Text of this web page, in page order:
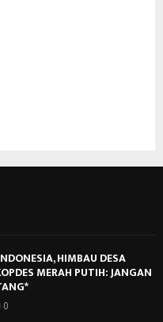
HIMBAU DESA
MERAH PUTIH: JANGAN
0